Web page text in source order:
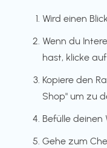
Wird einen
Wenn du
hast, klicke
Kopiere den
Shop" um zu
Befülle deinen
Gehe zum